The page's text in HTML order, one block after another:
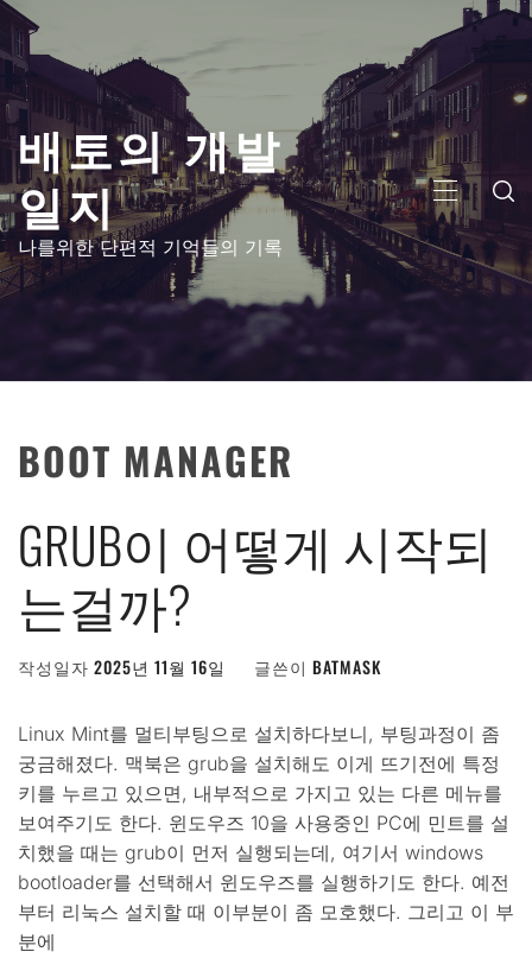
콘
츠
로
건
뛰
기
배토의 개발
일지
나를위한 단편적 기억들의 기록
주
메
뉴
BOOT MANAGER
GRUB이 어떻게 시작되
는걸까?
작성일자 2025년 11월 16일 글쓴이 BATMASK
Linux Mint를 멀티부팅으로 설치하다보니, 부팅과정이 좀
궁금해졌다. 맥북은 grub을 설치해도 이게 뜨기전에 특정
키를 누르고 있으면, 내부적으로 가지고 있는 다른 메뉴를
보여주기도 한다. 윈도우즈 10을 사용중인 PC에 민트를 설
치했을 때는 grub이 먼저 실행되는데, 여기서 windows
bootloader를 선택해서 윈도우즈를 실행하기도 한다. 예전
부터 리눅스 설치할 때 이부분이 좀 모호했다. 그리고 이 부
분에